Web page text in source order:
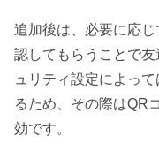
追加後は、必要に応
認してもらうことで
ュリティ設定によっ
るため、その際はQR
効です。